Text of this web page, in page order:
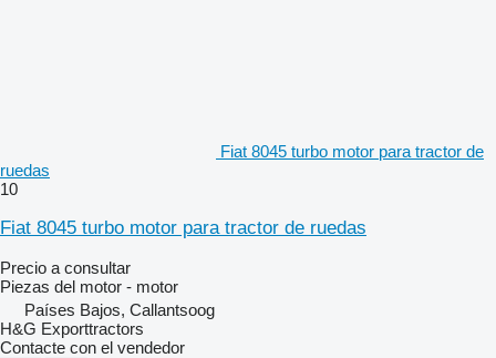
Fiat 8045 turbo motor para tractor de
ruedas
10
Fiat 8045 turbo motor para tractor de ruedas
Precio a consultar
Piezas del motor - motor
Países Bajos, Callantsoog
H&G Exporttractors
Contacte con el vendedor